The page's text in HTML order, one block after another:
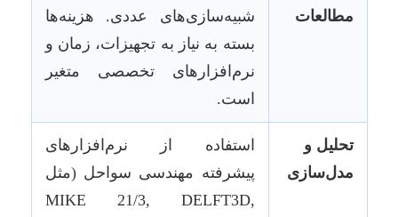
مطالعات
شبیه‌سازی‌های عددی. هزینه‌ها
بسته به نیاز به تجهیزات، زمان و
نرم‌افزارهای تخصصی متغیر
است.
تحلیل و
مدل‌سازی
استفاده از نرم‌افزارهای
پیشرفته مهندسی سواحل (مثل
MIKE 21/3, DELFT3D,